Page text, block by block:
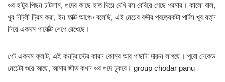
ওর হাটুর পিছন চাটলাম, গুদের কাছে হাত দিয়ে দেখি রস বেরিয়ে গেছে পরমার। কালো বাল,
খুব নীট্লী ট্রিম করা, ইন ফাক্ট আগেও বলেছি, এই মেয়ের বডীর প্রত্যেকটা পার্টস খুব যত্ন
নিয়ে একদম পার্ফেক্ট শেপে রেখেছে।
পেট একদম ফ্লাট, এই কনট্রাস্টের কারন কোমর আর পাছাটা দারুন লাগছে। পুরো নেকেড
মেয়েটা শুয়ে আছে, আমার জীভ কখন ওর গুদে ঢুকবে। group chodar panu